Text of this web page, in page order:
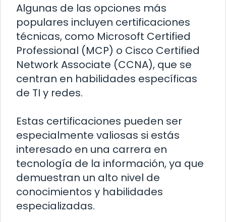
Algunas de las opciones más
populares incluyen certificaciones
técnicas, como Microsoft Certified
Professional (MCP) o Cisco Certified
Network Associate (CCNA), que se
centran en habilidades específicas
de TI y redes.
Estas certificaciones pueden ser
especialmente valiosas si estás
interesado en una carrera en
tecnología de la información, ya que
demuestran un alto nivel de
conocimientos y habilidades
especializadas.